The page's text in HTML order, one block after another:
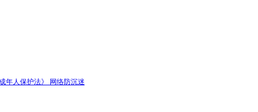
年人保护法》 网络防沉迷